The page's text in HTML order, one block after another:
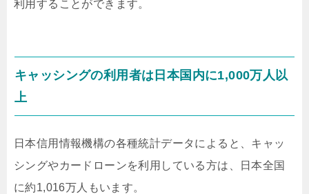
利用することができます。
キャッシングの利用者は日本国内に1,000万人以
上
日本信用情報機構の各種統計データによると、キャッ
シングやカードローンを利用している方は、日本全国
に約1,016万人もいます。